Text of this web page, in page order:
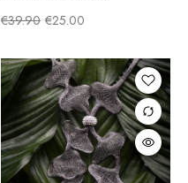
€39.90 €25.00